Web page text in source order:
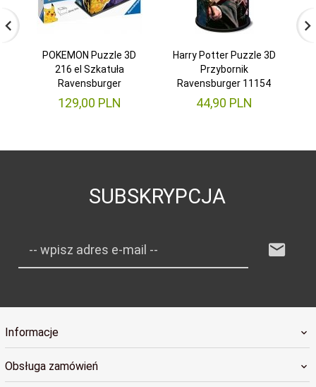
POKEMON Puzzle 3D
216 el Szkatuła
Ravensburger
129,00 PLN
Harry Potter Puzzle 3D
Przybornik
Ravensburger 11154
44,90 PLN
SUBSKRYPCJA
-- wpisz adres e-mail --
Informacje
Obsługa zamówień